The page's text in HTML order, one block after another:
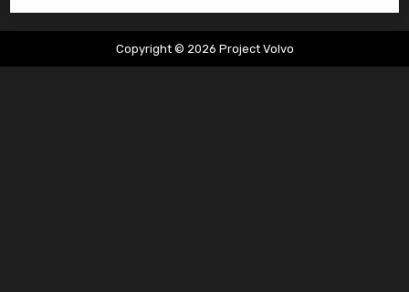
Copyright © 2026 Project Volvo